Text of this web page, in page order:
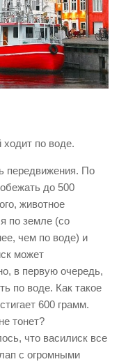
по воде.
передвижения. По
до 500
животное
по земле (со
чем по воде) и
может
в первую очередь,
по воде. Как такое
600 грамм.
тонет?
что василиск все
с огромными